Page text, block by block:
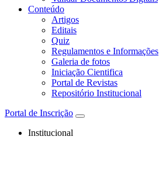
Conteúdo
Artigos
Editais
Quiz
Regulamentos e Informações
Galeria de fotos
Iniciação Cientifica
Portal de Revistas
Repositório Institucional
Portal de Inscrição
Institucional